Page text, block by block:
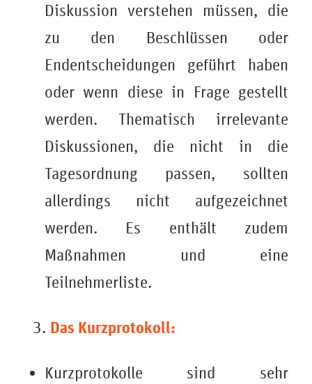
Diskussion verstehen müssen, die
zu den Beschlüssen oder
Endentscheidungen geführt haben
oder wenn diese in Frage gestellt
werden. Thematisch irrelevante
Diskussionen, die nicht in die
Tagesordnung passen, sollten
allerdings nicht aufgezeichnet
werden. Es enthält zudem
Maßnahmen und eine
Teilnehmerliste.
Das Kurzprotokoll:
Kurzprotokolle sind sehr